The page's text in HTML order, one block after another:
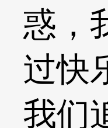
惑，
过快
我们